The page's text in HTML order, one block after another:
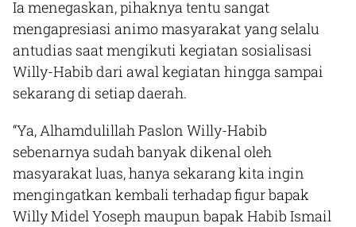
Ia menegaskan, pihaknya tentu sangat
mengapresiasi animo masyarakat yang selalu
antudias saat mengikuti kegiatan sosialisasi
Willy-Habib dari awal kegiatan hingga sampai
sekarang di setiap daerah.
“Ya, Alhamdulillah Paslon Willy-Habib
sebenarnya sudah banyak dikenal oleh
masyarakat luas, hanya sekarang kita ingin
mengingatkan kembali terhadap figur bapak
Willy Midel Yoseph maupun bapak Habib Ismail